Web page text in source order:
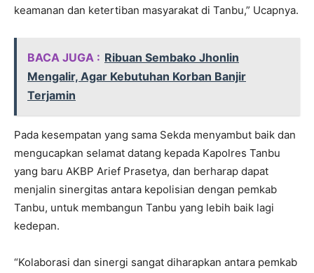
keamanan dan ketertiban masyarakat di Tanbu,” Ucapnya.
BACA JUGA : Ribuan Sembako Jhonlin
Mengalir, Agar Kebutuhan Korban Banjir
Terjamin
Pada kesempatan yang sama Sekda menyambut baik dan
mengucapkan selamat datang kepada Kapolres Tanbu
yang baru AKBP Arief Prasetya, dan berharap dapat
menjalin sinergitas antara kepolisian dengan pemkab
Tanbu, untuk membangun Tanbu yang lebih baik lagi
kedepan.
“Kolaborasi dan sinergi sangat diharapkan antara pemkab